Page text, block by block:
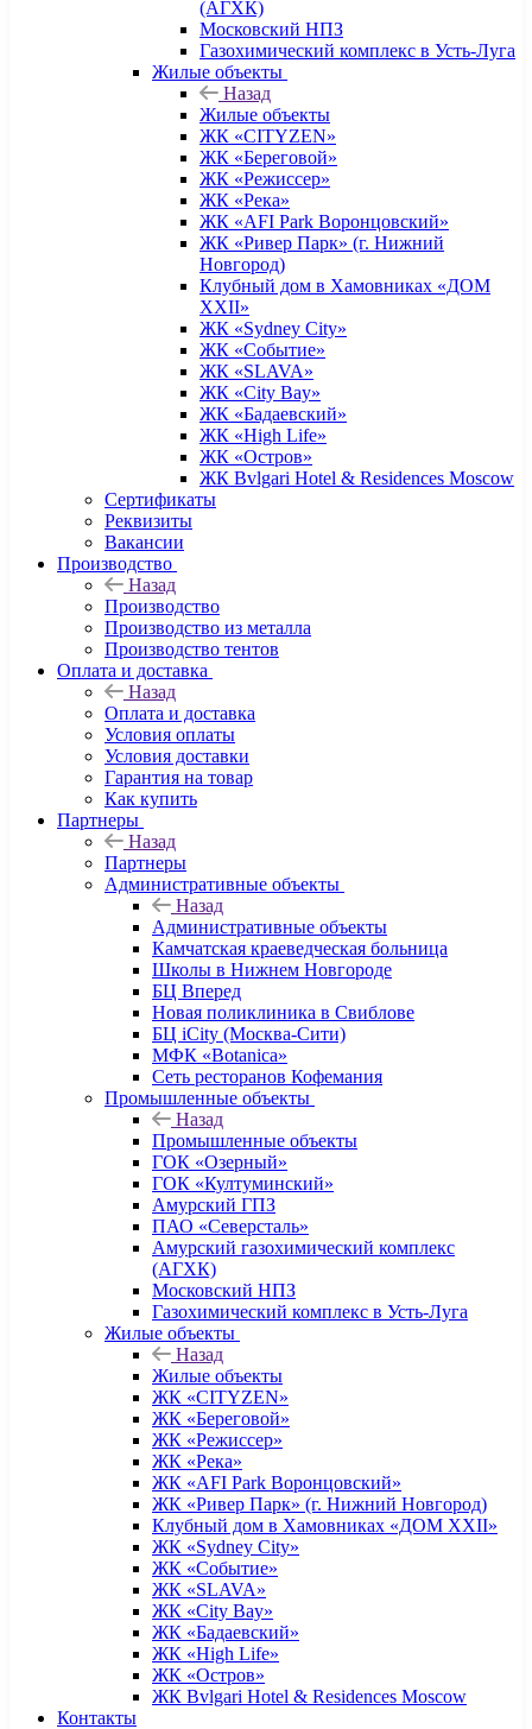
(АГХК)
Московский НПЗ
Газохимический комплекс в Усть-Луга
Жилые объекты
Назад
Жилые объекты
ЖК «CITYZEN»
ЖК «Береговой»
ЖК «Режиссер»
ЖК «Река»
ЖК «AFI Park Воронцовский»
ЖК «Ривер Парк» (г. Нижний
Новгород)
Клубный дом в Хамовниках «ДОМ
XXII»
ЖК «Sydney City»
ЖК «Событие»
ЖК «SLAVA»
ЖК «City Bay»
ЖК «Бадаевский»
ЖК «High Life»
ЖК «Остров»
ЖК Bvlgari Hotel & Residences Moscow
Сертификаты
Реквизиты
Вакансии
Производство
Назад
Производство
Производство из металла
Производство тентов
Оплата и доставка
Назад
Оплата и доставка
Условия оплаты
Условия доставки
Гарантия на товар
Как купить
Партнеры
Назад
Партнеры
Административные объекты
Назад
Административные объекты
Камчатская краеведческая больница
Школы в Нижнем Новгороде
БЦ Вперед
Новая поликлиника в Свиблове
БЦ iCity (Москва-Сити)
МФК «Botanica»
Сеть ресторанов Кофемания
Промышленные объекты
Назад
Промышленные объекты
ГОК «Озерный»
ГОК «Култуминский»
Амурский ГПЗ
ПАО «Северсталь»
Амурский газохимический комплекс
(АГХК)
Московский НПЗ
Газохимический комплекс в Усть-Луга
Жилые объекты
Назад
Жилые объекты
ЖК «CITYZEN»
ЖК «Береговой»
ЖК «Режиссер»
ЖК «Река»
ЖК «AFI Park Воронцовский»
ЖК «Ривер Парк» (г. Нижний Новгород)
Клубный дом в Хамовниках «ДОМ XXII»
ЖК «Sydney City»
ЖК «Событие»
ЖК «SLAVA»
ЖК «City Bay»
ЖК «Бадаевский»
ЖК «High Life»
ЖК «Остров»
ЖК Bvlgari Hotel & Residences Moscow
Контакты